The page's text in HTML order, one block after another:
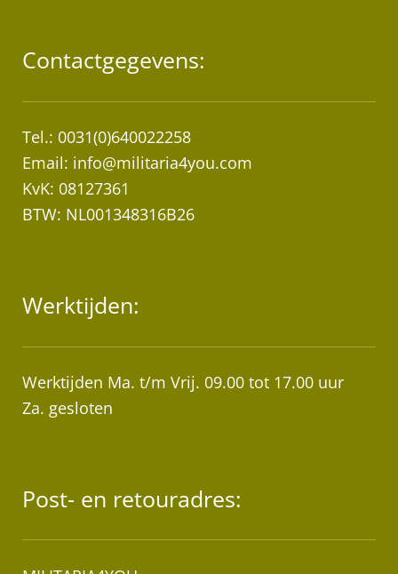
Contactgegevens:
Tel.: 0031(0)640022258
Email: info@militaria4you.com
KvK: 08127361
BTW: NL001348316B26
Werktijden:
Werktijden Ma. t/m Vrij. 09.00 tot 17.00 uur
Za. gesloten
Post- en retouradres: